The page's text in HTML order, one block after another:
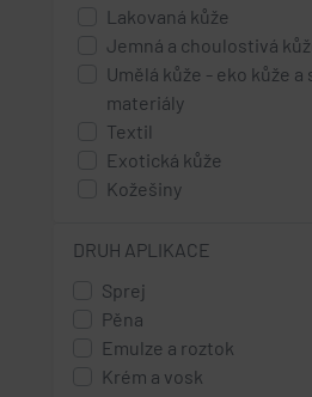
Lakovaná kůže
Jemná a choulostivá
Umělá kůže - eko kůže
materiály
Textil
Exotická kůže
Kožešiny
Rouno
DRUH APLIKACE
Sprej
Pěna
Emulze a roztok
Krém a vosk